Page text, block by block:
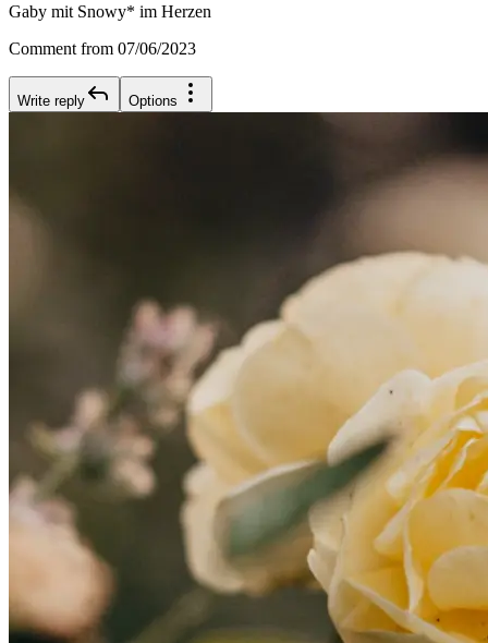
Gaby mit Snowy* im Herzen
Comment from 07/06/2023
Write reply Options